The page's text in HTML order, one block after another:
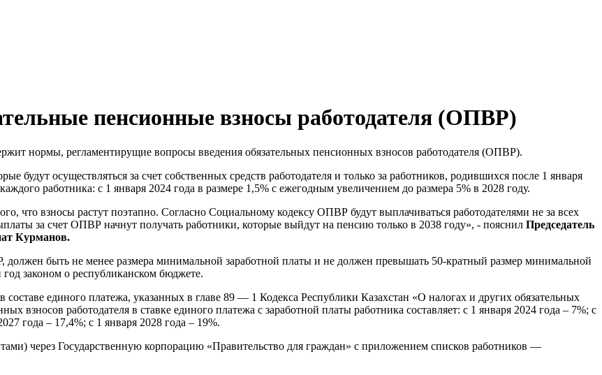
пенсионные взносы работодателя (ОПВР)
нормы, регламентирущие вопросы введения обязательных пенсионных взносов работодателя (ОПВР).
осуществляться за счет собственных средств работодателя и только за работников, родившихся после 1 января
работника: с 1 января 2024 года в размере 1,5% с ежегодным увеличением до размера 5% в 2028 году.
что взносы растут поэтапно. Согласно Социальному кодексу ОПВР будут выплачиваться работодателями не за всех
за счет ОПВР начнут получать работники, которые выйдут на пенсию только в 2038 году», - пояснил Председатель
Курманов.
быть не менее размера минимальной заработной платы и не должен превышать 50-кратный размер минимальной
законом о республиканском бюджете.
единого платежа, указанных в главе 89 — 1 Кодекса Республики Казахстан «О налогах и других обязательных
взносов работодателя в ставке единого платежа с заработной платы работника составляет: с 1 января 2024 года – 7%; с
года – 17,4%; с 1 января 2028 года – 19%.
через Государственную корпорацию «Правительство для граждан» с приложением списков работников —